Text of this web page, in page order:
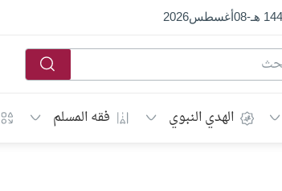
هـ -
08أغسطس2026
الهدي النبوي فقه المسلم